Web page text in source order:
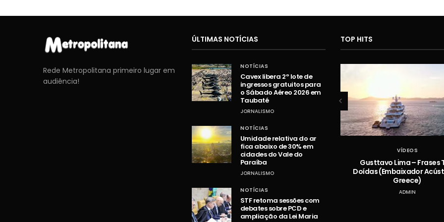
Rede Metropolitana primeiro lugar em
audiência!
ÚLTIMAS NOTÍCIAS
NOTÍCIAS
Cavex libera 2º lote de
ingressos gratuitos para
o Sábado Aéreo 2026 em
Taubaté
JORNALISMO
NOTÍCIAS
Umidade relativa do ar
fica abaixo de 30% em
cidades do Vale do
Paraíba
JORNALISMO
NOTÍCIAS
STF retoma sessões com
debates sobre PCD e
ampliação da Lei Maria
TOP HITS
VÍDEOS
Hugo e Guilherme – Vazou na
Braquiara
VÍDEOS
Gusttavo Lima – Frases
Doídas (Embaixador
Greece)
ADMIN